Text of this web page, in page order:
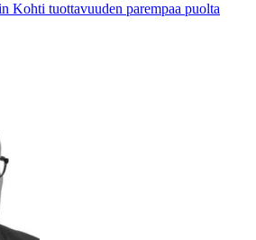
Kohti tuottavuuden parempaa puolta